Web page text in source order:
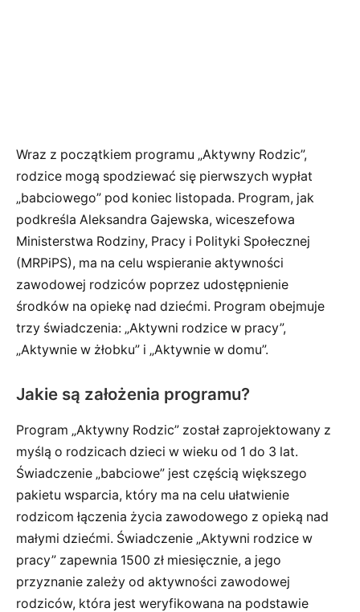
Wraz z początkiem programu „Aktywny Rodzic”,
rodzice mogą spodziewać się pierwszych wypłat
„babciowego” pod koniec listopada. Program, jak
podkreśla Aleksandra Gajewska, wiceszefowa
Ministerstwa Rodziny, Pracy i Polityki Społecznej
(MRPiPS), ma na celu wspieranie aktywności
zawodowej rodziców poprzez udostępnienie
środków na opiekę nad dziećmi. Program obejmuje
trzy świadczenia: „Aktywni rodzice w pracy”,
„Aktywnie w żłobku” i „Aktywnie w domu”.
Jakie są założenia programu?
Program „Aktywny Rodzic” został zaprojektowany z
myślą o rodzicach dzieci w wieku od 1 do 3 lat.
Świadczenie „babciowe” jest częścią większego
pakietu wsparcia, który ma na celu ułatwienie
rodzicom łączenia życia zawodowego z opieką nad
małymi dziećmi. Świadczenie „Aktywni rodzice w
pracy” zapewnia 1500 zł miesięcznie, a jego
przyznanie zależy od aktywności zawodowej
rodziców, która jest weryfikowana na podstawie